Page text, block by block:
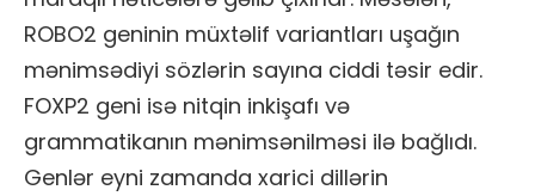
ROBO2 geninin müxtəlif variantları uşağın
mənimsədiyi sözlərin sayına ciddi təsir edir.
FOXP2 geni isə nitqin inkişafı və
grammatikanın mənimsənilməsi ilə bağlıdı.
Genlər eyni zamanda xarici dillərin